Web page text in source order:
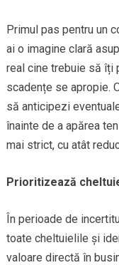
Primul pas pentru un
ai o imagine clară
real cine trebuie să îți
scadențe se apropie.
să anticipezi
înainte de a apărea
mai strict, cu atât
Prioritizează
În perioade de
toate cheltuielile și
valoare directă în